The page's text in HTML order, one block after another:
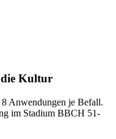
Kultur
Anwendungen je Befall.
im Stadium BBCH 51-